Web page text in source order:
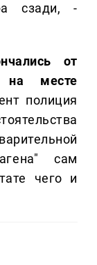
сзади, -
от
на месте
полиция
сам
чего и